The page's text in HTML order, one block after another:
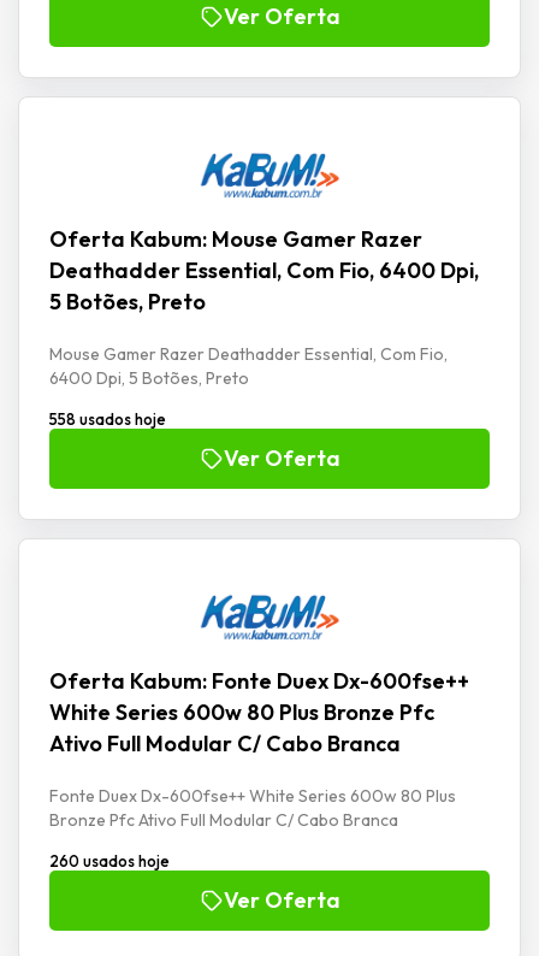
Ver Oferta
Oferta Kabum: Mouse Gamer Razer
Deathadder Essential, Com Fio, 6400 Dpi,
5 Botões, Preto
Mouse Gamer Razer Deathadder Essential, Com Fio,
6400 Dpi, 5 Botões, Preto
558 usados hoje
Ver Oferta
Oferta Kabum: Fonte Duex Dx-600fse++
White Series 600w 80 Plus Bronze Pfc
Ativo Full Modular C/ Cabo Branca
Fonte Duex Dx-600fse++ White Series 600w 80 Plus
Bronze Pfc Ativo Full Modular C/ Cabo Branca
260 usados hoje
Ver Oferta